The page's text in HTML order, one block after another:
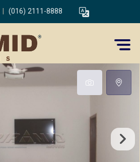
(016) 2111-8888